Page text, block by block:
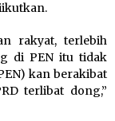
rakyat, terlebih
di PEN itu tidak
kan berakibat
terlibat dong,”